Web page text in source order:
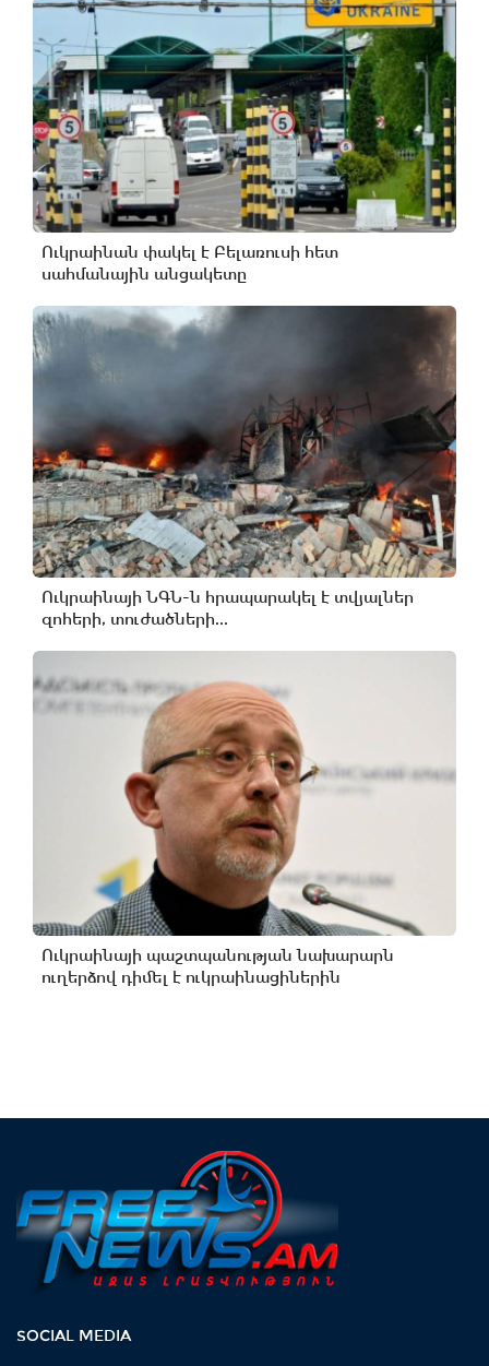
Ուկրաինան փակել է Բելառուսի հետ
սահմանային անցակետը
Ուկրաինայի ՆԳՆ-ն հրապարակել է տվյալներ
զոհերի, տուժածների...
Ուկրաինայի պաշտպանության նախարարն
ուղերձով դիմել է ուկրաինացիներին
SOCIAL MEDIA